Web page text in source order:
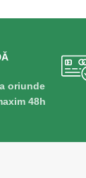
oriunde
48h